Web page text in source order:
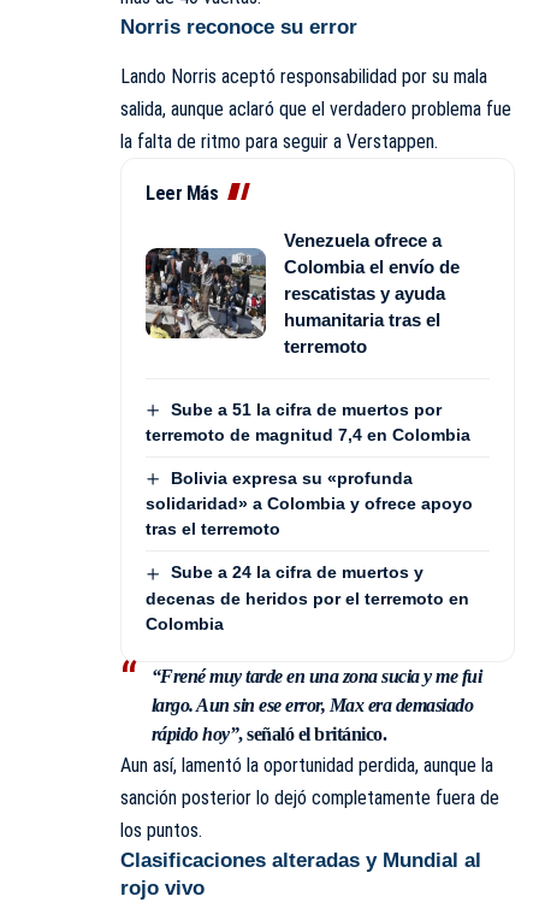
Norris reconoce su error
Lando Norris aceptó responsabilidad por su mala
salida, aunque aclaró que el verdadero problema fue
la falta de ritmo para seguir a Verstappen.
Leer Más
Venezuela ofrece a
Colombia el envío de
rescatistas y ayuda
humanitaria tras el
terremoto
Sube a 51 la cifra de muertos por
terremoto de magnitud 7,4 en Colombia
Bolivia expresa su «profunda
solidaridad» a Colombia y ofrece apoyo
tras el terremoto
Sube a 24 la cifra de muertos y
decenas de heridos por el terremoto en
Colombia
“Frené muy tarde en una zona sucia y me fui
largo. Aun sin ese error, Max era demasiado
rápido hoy”, señaló el británico.
Aun así, lamentó la oportunidad perdida, aunque la
sanción posterior lo dejó completamente fuera de
los puntos.
Clasificaciones alteradas y Mundial al
rojo vivo